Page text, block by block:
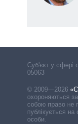
Cуб'єкт у сфері
05063
© 2009—2026
охороняються
собою право не
публікується на
особи.